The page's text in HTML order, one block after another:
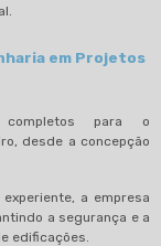
em Projetos
completos para o
desde a concepção
a empresa
a segurança e a
edificações.